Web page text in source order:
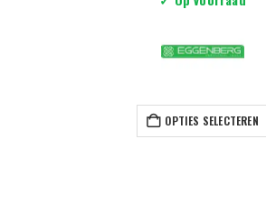
OPTIES SELECTEREN